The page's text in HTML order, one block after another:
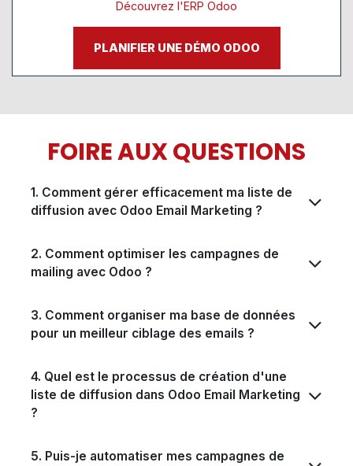
Découvrez l'ERP Odoo
PLANIFIER UNE DÉMO ODOO
FOIRE AUX QUESTIONS
1. Comment gérer efficacement ma liste de
diffusion avec Odoo Email Marketing ?
2. Comment optimiser les campagnes de
mailing avec Odoo ?
3. Comment organiser ma base de données
pour un meilleur ciblage des emails ?
4. Quel est le processus de création d'une
liste de diffusion dans Odoo Email Marketing
?
5. Puis-je automatiser mes campagnes de